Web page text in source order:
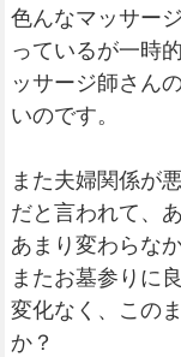
色んなマッサー
っているが一時
ッサージ師さん
いのです。
また夫婦関係が
だと言われて、
あまり変わらなか
またお墓参りに
変化なく、この
か？